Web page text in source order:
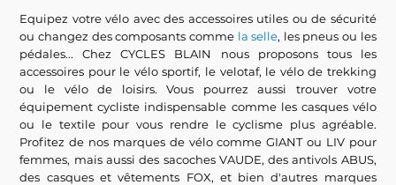
Equipez votre vélo avec des accessoires utiles ou de sécurité
ou changez des composants comme la selle, les pneus ou les
pédales... Chez CYCLES BLAIN nous proposons tous les
accessoires pour le vélo sportif, le velotaf, le vélo de trekking
ou le vélo de loisirs. Vous pourrez aussi trouver votre
équipement cycliste indispensable comme les casques vélo
ou le textile pour vous rendre le cyclisme plus agréable.
Profitez de nos marques de vélo comme GIANT ou LIV pour
femmes, mais aussi des sacoches VAUDE, des antivols ABUS,
des casques et vêtements FOX, et bien d'autres marques